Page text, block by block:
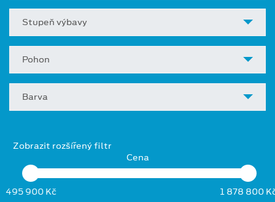
Stupeň výbavy
Pohon
Barva
Zobrazit rozšířený filtr
Cena
495 900 Kč 1 878 800